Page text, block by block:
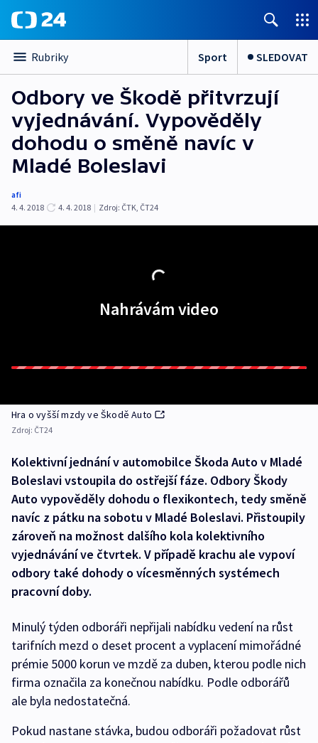
Rubriky Sport SLEDOVAT
Odbory ve Škodě přitvrzují
vyjednávání. Vypověděly
dohodu o směně navíc v
Mladé Boleslavi
afi
4. 4. 2018
4. 4. 2018 | Zdroj: ČTK, ČT24
Nahrávám video
Hra o vyšší mzdy ve Škodě Auto
Zdroj: ČT24
Kolektivní jednání v automobilce Škoda Auto v Mladé
Boleslavi vstoupila do ostřejší fáze. Odbory Škody
Auto vypověděly dohodu o flexikontech, tedy směně
navíc z pátku na sobotu v Mladé Boleslavi. Přistoupily
zároveň na možnost dalšího kola kolektivního
vyjednávání ve čtvrtek. V případě krachu ale vypoví
odbory také dohody o vícesměnných systémech
pracovní doby.
Minulý týden odboráři nepřijali nabídku vedení na růst
tarifních mezd o deset procent a vyplacení mimořádné
prémie 5000 korun ve mzdě za duben, kterou podle nich
firma označila za konečnou nabídku. Podle odborářů
ale byla nedostatečná.
Pokud nastane stávka, budou odboráři požadovat růst